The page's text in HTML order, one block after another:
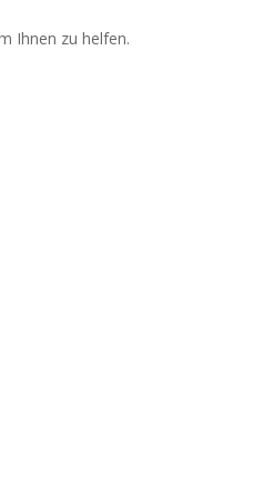
Ihnen zu helfen.